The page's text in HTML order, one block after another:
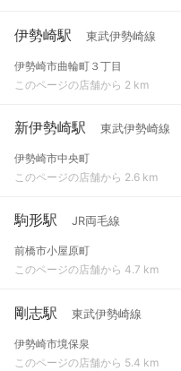
伊勢崎駅 東武伊勢崎線
伊勢崎市曲輪町３丁目
このページの店舗から 2 km
新伊勢崎駅 東武伊勢崎線
伊勢崎市中央町
このページの店舗から 2.6 km
駒形駅 JR両毛線
前橋市小屋原町
このページの店舗から 4.7 km
剛志駅 東武伊勢崎線
伊勢崎市境保泉
このページの店舗から 5.4 km